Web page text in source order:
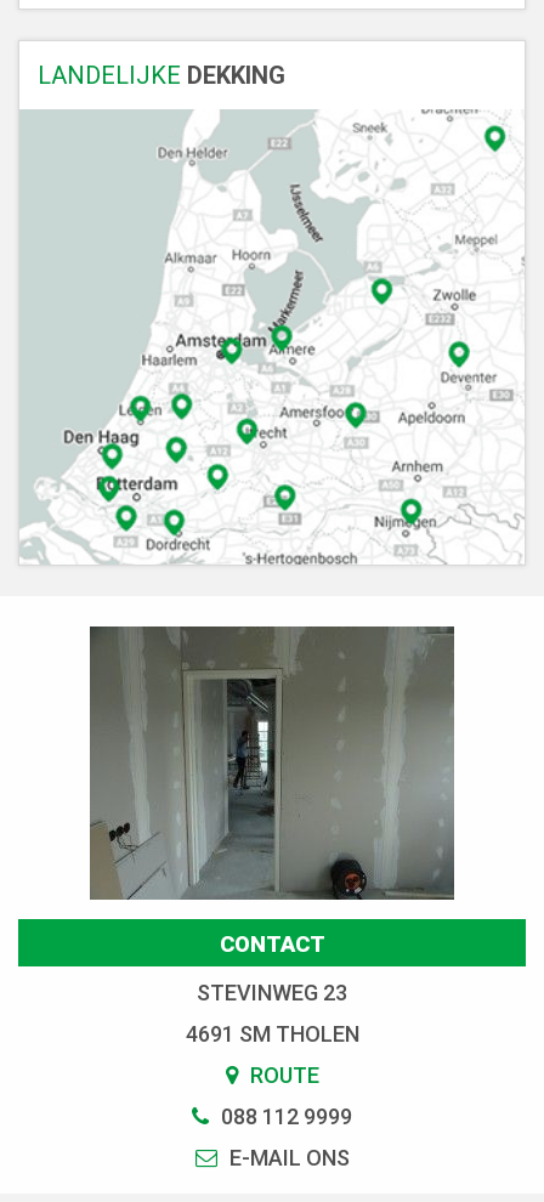
LANDELIJKE DEKKING
CONTACT
STEVINWEG 23
4691 SM THOLEN
ROUTE
088 112 9999
E-MAIL ONS